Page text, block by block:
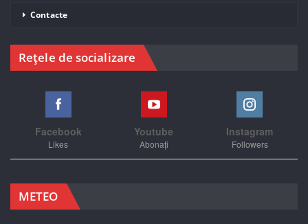
Contacte
Rețele de socializare
Facebook
Likes
Youtube
Abonați
Instagram
Followers
METEO